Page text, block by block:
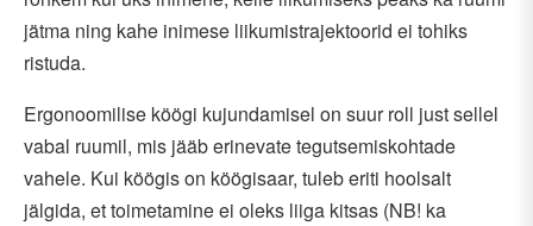
jätma ning kahe inimese liikumistrajektoorid ei tohiks
ristuda.
Ergonoomilise köögi kujundamisel on suur roll just sellel
vabal ruumil, mis jääb erinevate tegutsemiskohtade
vahele. Kui köögis on köögisaar, tuleb eriti hoolsalt
jälgida, et toimetamine ei oleks liiga kitsas (NB! ka